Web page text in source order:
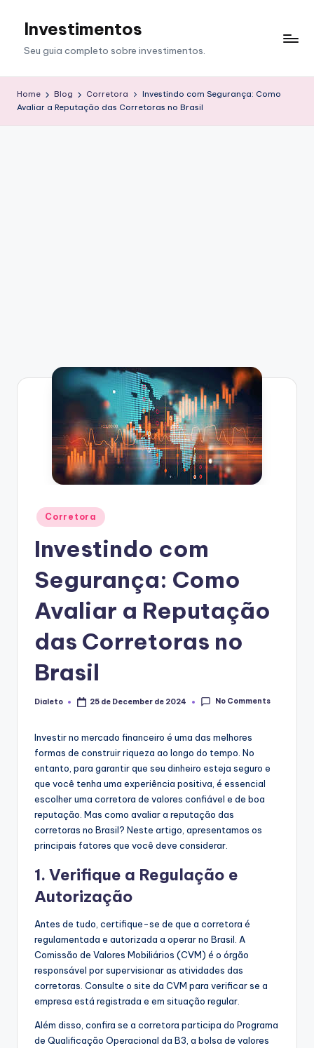
Investimentos
Seu guia completo sobre investimentos.
Home Blog Corretora
Investindo com Segurança: Como
Avaliar a Reputação das Corretoras no Brasil
Posted
in
Corretora
Investindo com
Segurança: Como
Avaliar a Reputação
das Corretoras no
Brasil
Posted
Dialeto 25 de December de 2024 No Comments
Investir no mercado financeiro é uma das melhores
formas de construir riqueza ao longo do tempo. No
entanto, para garantir que seu dinheiro esteja seguro e
que você tenha uma experiência positiva, é essencial
escolher uma corretora de valores confiável e de boa
reputação. Mas como avaliar a reputação das
corretoras no Brasil? Neste artigo, apresentamos os
principais fatores que você deve considerar.
1. Verifique a Regulação e
Autorização
Antes de tudo, certifique-se de que a corretora é
regulamentada e autorizada a operar no Brasil. A
Comissão de Valores Mobiliários (CVM) é o órgão
responsável por supervisionar as atividades das
corretoras. Consulte o site da CVM para verificar se a
empresa está registrada e em situação regular.
Além disso, confira se a corretora participa do Programa
de Qualificação Operacional da B3, a bolsa de valores